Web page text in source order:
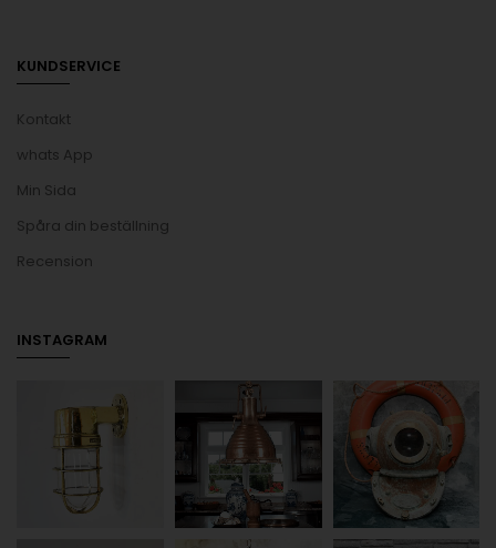
KUNDSERVICE
Kontakt
whats App
Min Sida
Spåra din beställning
Recension
INSTAGRAM